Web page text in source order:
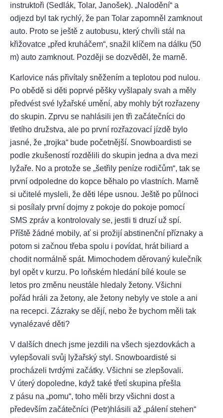
instruktoři (Sedlák, Tolar, Janošek). „Nalodění“ a
odjezd byl tak rychlý, že pan Tolar zapomněl zamknout
auto. Proto se ještě z autobusu, který chvíli stál na
křižovatce „před kruháčem“, snažil klíčem na dálku (50
m) auto zamknout. Později se dozvěděl, že marně.
Karlovice nás přivítaly sněžením a teplotou pod nulou.
Po obědě si děti poprvé pěšky vyšlapaly svah a měly
předvést své lyžařské umění, aby mohly být rozřazeny
do skupin. Zprvu se nahlásili jen tři začátečníci do
třetího družstva, ale po první rozřazovací jízdě bylo
jasné, že „trojka“ bude početnější. Snowboardisti se
podle zkušeností rozdělili do skupin jedna a dva mezi
lyžaře. No a protože se „šetřily peníze rodičům“, tak se
první odpoledne do kopce běhalo po vlastních. Marně
si učitelé mysleli, že děti lépe usnou. Ještě po půlnoci
si posílaly první dojmy z pokoje do pokoje pomocí
SMS zpráv a kontrolovaly se, jestli ti druzí už spí.
Příště žádné mobily, ať si prožijí abstinenční příznaky a
potom si začnou třeba spolu i povídat, hrát biliard a
chodit normálně spát. Mimochodem děrovaný kulečník
byl opět v kurzu. Po loňském hledání bílé koule se
letos pro změnu neustále hledaly žetony. Všichni
pořád hráli za žetony, ale žetony nebyly ve stole a ani
na recepci. Zázraky se dějí, nebo že bychom měli tak
vynalézavé děti?
V dalších dnech jsme jezdili na všech sjezdovkách a
vylepšovali svůj lyžařský styl. Snowboardisté si
procházeli tvrdými začátky. Všichni se zlepšovali.
V úterý dopoledne, když také třetí skupina přešla
z pásu na „pomu“, toho měli brzy všichni dost a
především začátečníci (Petr)hlásili až „pálení stehen“